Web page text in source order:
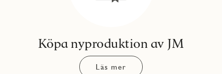
Köpa nyproduktion av JM
Läs mer